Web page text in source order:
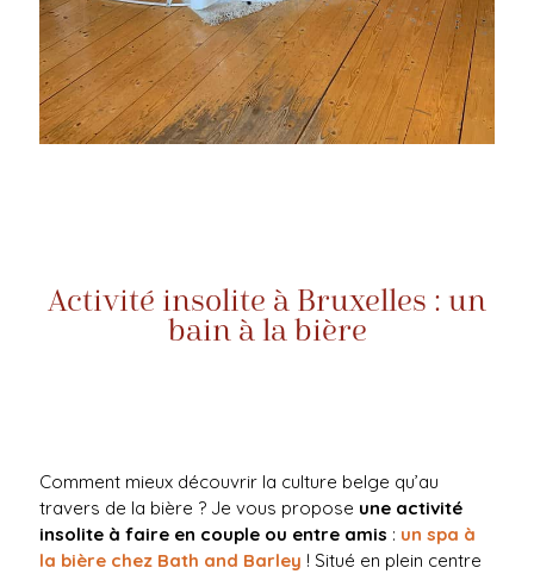
Activité insolite à Bruxelles : un
bain à la bière
Comment mieux découvrir la culture belge qu’au
travers de la bière ? Je vous propose une activité
insolite à faire en couple ou entre amis : un spa à
la bière chez Bath and Barley ! Situé en plein centre